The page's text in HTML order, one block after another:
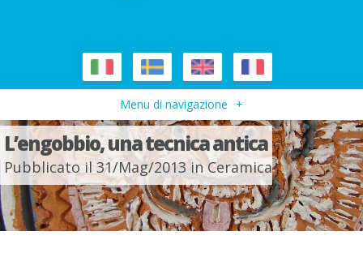
Menu di navigazione +
L’engobbio, una tecnica antica
Pubblicato il 31/Mag/2013 inCeramica